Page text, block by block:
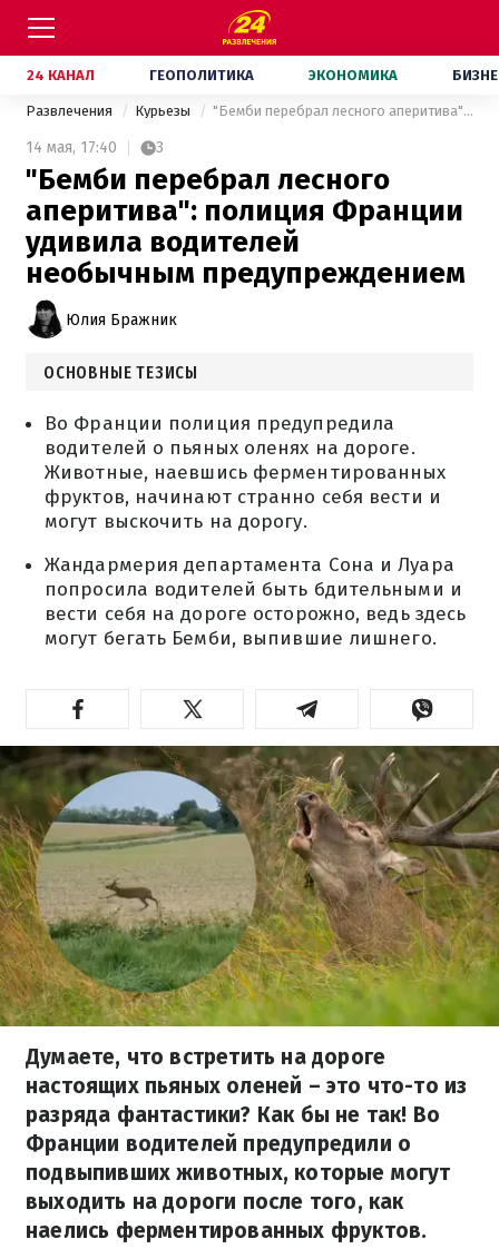
24 КАНАЛ ГЕОПОЛИТИКА ЭКОНОМИКА
Развлечения Курьезы "Бемби перебрал лесного аперитива": полиция Франции удивила водителей необычным предупреждением
14 мая, 17:40 3
"Бемби перебрал лесного
аперитива": полиция Франции
удивила водителей
необычным предупреждением
Юлия Бражник
ОСНОВНЫЕ ТЕЗИСЫ
Во Франции полиция предупредила
водителей о пьяных оленях на дороге.
Животные, наевшись ферментированных
фруктов, начинают странно себя вести и
могут выскочить на дорогу.
Жандармерия департамента Сона и Луара
попросила водителей быть бдительными и
вести себя на дороге осторожно, ведь здесь
могут бегать Бемби, выпившие лишнего.
Думаете, что встретить на дороге
настоящих пьяных оленей – это что-то из
разряда фантастики? Как бы не так! Во
Франции водителей предупредили о
подвыпивших животных, которые могут
выходить на дороги после того, как
наелись ферментированных фруктов.